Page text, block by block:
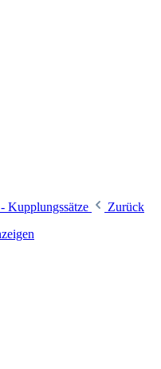
Kupplungssätze
Zurück